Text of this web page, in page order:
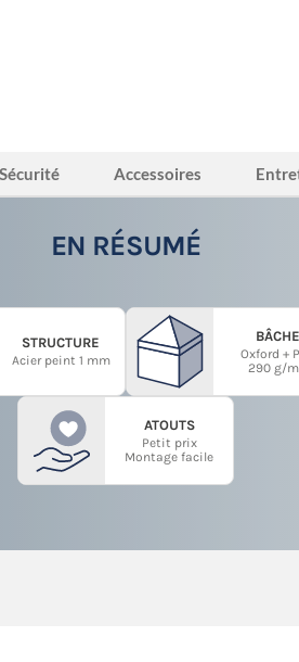
Sécurité Accessoires
EN RÉSUMÉ
STRUCTURE
Acier peint 1 mm
BÂCHE
Oxford +
290 g/
ATOUTS
Petit prix
Montage facile